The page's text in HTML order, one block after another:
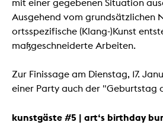
mit einer gegebenen Situation
Ausgehend vom grundsätzlichen
ortsspezifische (Klang-)Kunst
maßgeschneiderte Arbeiten.
Zur Finissage am Dienstag, 17.
einer Party auch der "Geburtstag
kunstgäste #5 | art‘s birthday